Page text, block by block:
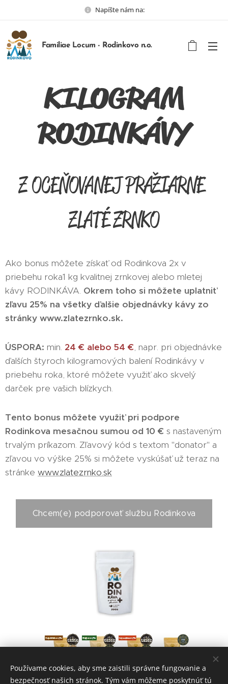
Napíšte nám na:
Familiae Locum - Rodinkovo n.o.
KILOGRAM
RODINKÁVY
Z OCEŇOVANEJ PRAŽIARNE
ZLATÉ ZRNKO
Ako bonus môžete získať od Rodinkova 2x v
priebehu roka1 kg kvalitnej zrnkovej alebo mletej
kávy RODINKÁVA. Okrem toho si môžete uplatniť
zľavu 25% na všetky ďalšie objednávky kávy zo
stránky www.zlatezrnko.sk.
ÚSPORA: min. 24 € alebo 54 €, napr. pri objednávke
ďalších štyroch kilogramových balení Rodinkávy v
priebehu roka, ktoré môžete využiť ako skvelý
darček pre vašich blízkych.
Tento bonus môžete využiť pri podpore
Rodinkova mesačnou sumou od 10 € s nastaveným
trvalým príkazom. Zľavový kód s textom "donator" a
zľavou vo výške 25% si môžete vyskúšať už teraz na
stránke www.zlatezrnko.sk
Chcem(e) podporovať službu Rodinkova
Používame cookies, aby sme zaistili správne fungovanie a
bezpečnosť našich stránok. Tým vám môžeme poskytnúť tú